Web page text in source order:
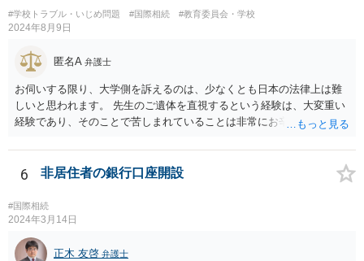
#学校トラブル・いじめ問題 #国際相続 #教育委員会・学校
2024年8月9日
匿名A 弁護士
お伺いする限り、大学側を訴えるのは、少なくとも日本の法律上は難
しいと思われます。 先生のご遺体を直視するという経験は、大変重い
経験であり、そのことで苦しまれていることは非常にお辛い状況だと
れば、相手方の行為に対して、故意や過失がなければ、法的責任を追
及することは難しいところです。 本件の場合、大学側が仕組んで、あ
なたにわざと死体を見せるために画策したというような事情があれば
ともかく、何も知らず、単に授業に来なかった教員の様子を見てきて
くれと指示する行為に、何か大学側の落ち度があったとまでの認定は
難しいように思われます。 そうなると、大学側で、第一発見者になっ
てしまったあなたに対して、『法的に』ケア等を強制することができ
6 非居住者の銀行口座開設
#国際相続
2024年3月14日
正木 友啓 弁護士